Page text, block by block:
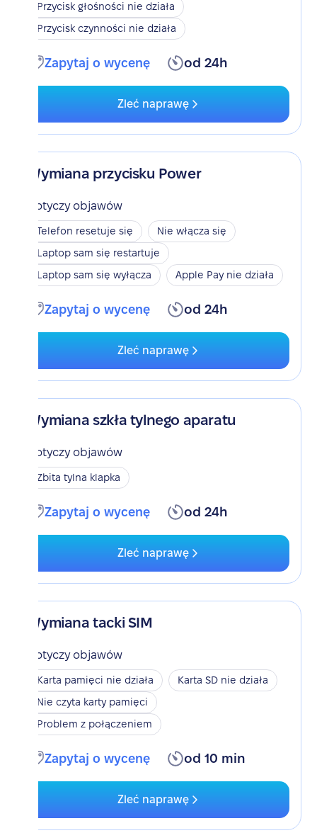
Przycisk głośności nie działa
Przycisk czynności nie działa
Zapytaj o wycenę od 24h
Zleć naprawę
Wymiana przycisku Power
Dotyczy objawów
Telefon resetuje się
Nie włącza się
Laptop sam się restartuje
Laptop sam się wyłącza
Apple Pay nie działa
Zapytaj o wycenę od 24h
Zleć naprawę
Wymiana szkła tylnego aparatu
Dotyczy objawów
Zbita tylna klapka
Zapytaj o wycenę od 24h
Zleć naprawę
Wymiana tacki SIM
Dotyczy objawów
Karta pamięci nie działa
Karta SD nie działa
Nie czyta karty pamięci
Problem z połączeniem
Zapytaj o wycenę od 10 min
Zleć naprawę